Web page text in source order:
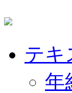
テキ
年